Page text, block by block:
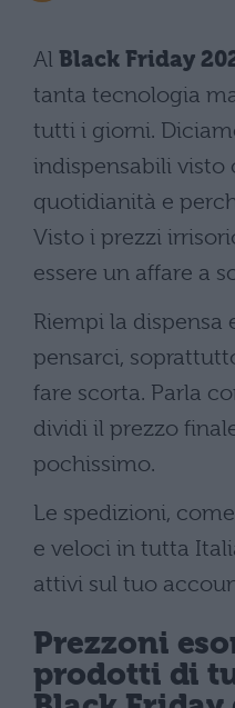
Al Black Friday
tanta tecnologia
tutti i giorni.
indispensabili visto
quotidianità e
Visto i prezzi
essere un affare a
Riempi la dispensa
pensarci,
fare scorta. Parla
dividi il prezzo
pochissimo.
Le spedizioni,
e veloci in tutta
attivi sul tuo
Prezzoni
prodotti di